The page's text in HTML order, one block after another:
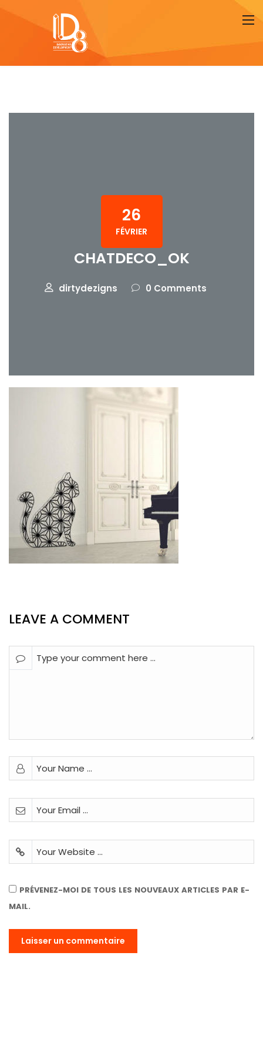
26
FÉVRIER
CHATDECO_OK
dirtydezigns 0 Comments
LEAVE A COMMENT
PRÉVENEZ-MOI DE TOUS LES NOUVEAUX ARTICLES PAR E-
MAIL.